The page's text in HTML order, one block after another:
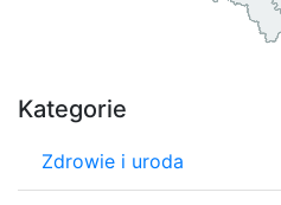
Kategorie
Zdrowie i uroda